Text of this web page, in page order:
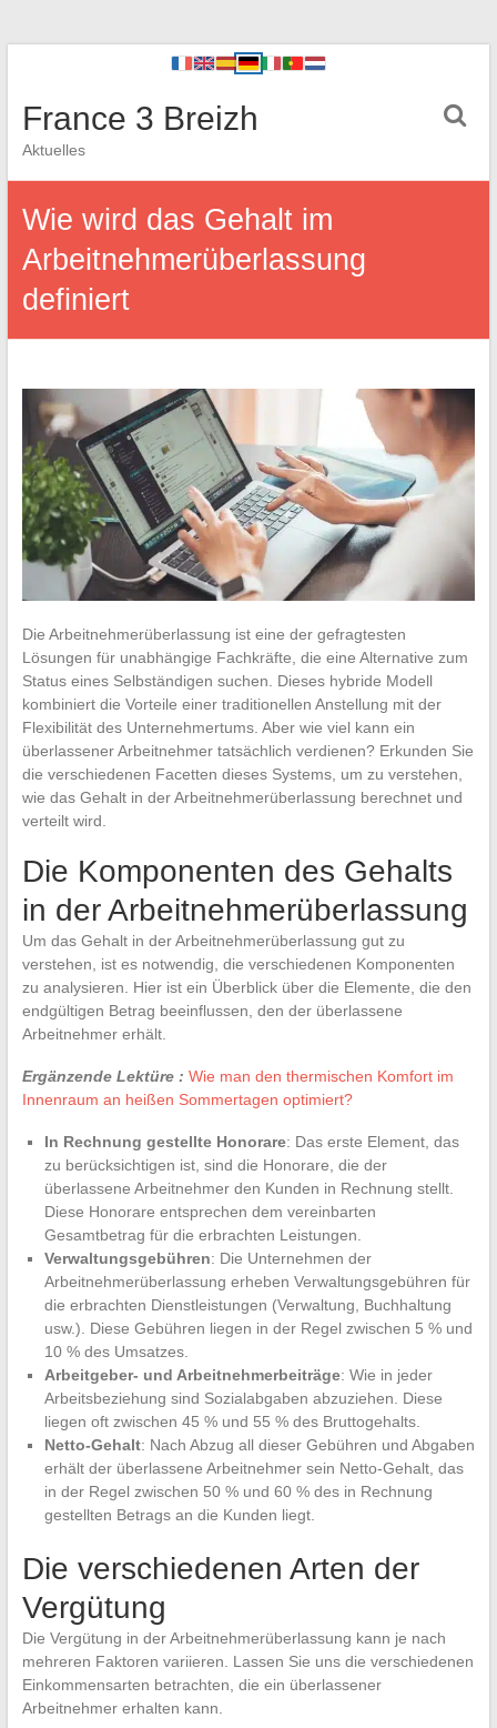
France 3 Breizh
Aktuelles
Wie wird das Gehalt im
Arbeitnehmerüberlassung
definiert
Die Arbeitnehmerüberlassung ist eine der gefragtesten
Lösungen für unabhängige Fachkräfte, die eine Alternative zum
Status eines Selbständigen suchen. Dieses hybride Modell
kombiniert die Vorteile einer traditionellen Anstellung mit der
Flexibilität des Unternehmertums. Aber wie viel kann ein
überlassener Arbeitnehmer tatsächlich verdienen? Erkunden Sie
die verschiedenen Facetten dieses Systems, um zu verstehen,
wie das Gehalt in der Arbeitnehmerüberlassung berechnet und
verteilt wird.
Die Komponenten des Gehalts
in der Arbeitnehmerüberlassung
Um das Gehalt in der Arbeitnehmerüberlassung gut zu
verstehen, ist es notwendig, die verschiedenen Komponenten
zu analysieren. Hier ist ein Überblick über die Elemente, die den
endgültigen Betrag beeinflussen, den der überlassene
Arbeitnehmer erhält.
Ergänzende Lektüre : Wie man den thermischen Komfort im
Innenraum an heißen Sommertagen optimiert?
In Rechnung gestellte Honorare: Das erste Element, das
zu berücksichtigen ist, sind die Honorare, die der
überlassene Arbeitnehmer den Kunden in Rechnung stellt.
Diese Honorare entsprechen dem vereinbarten
Gesamtbetrag für die erbrachten Leistungen.
Verwaltungsgebühren: Die Unternehmen der
Arbeitnehmerüberlassung erheben Verwaltungsgebühren für
die erbrachten Dienstleistungen (Verwaltung, Buchhaltung
usw.). Diese Gebühren liegen in der Regel zwischen 5 % und
10 % des Umsatzes.
Arbeitgeber- und Arbeitnehmerbeiträge: Wie in jeder
Arbeitsbeziehung sind Sozialabgaben abzuziehen. Diese
liegen oft zwischen 45 % und 55 % des Bruttogehalts.
Netto-Gehalt: Nach Abzug all dieser Gebühren und Abgaben
erhält der überlassene Arbeitnehmer sein Netto-Gehalt, das
in der Regel zwischen 50 % und 60 % des in Rechnung
gestellten Betrags an die Kunden liegt.
Die verschiedenen Arten der
Vergütung
Die Vergütung in der Arbeitnehmerüberlassung kann je nach
mehreren Faktoren variieren. Lassen Sie uns die verschiedenen
Einkommensarten betrachten, die ein überlassener
Arbeitnehmer erhalten kann.